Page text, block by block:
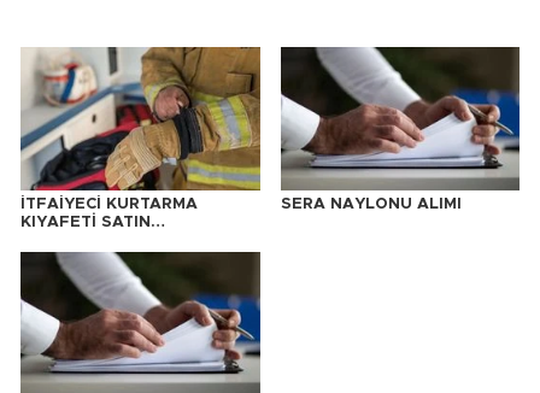
İTFAİYECİ KURTARMA
KIYAFETİ SATIN
SERA NAYLONU ALIMI